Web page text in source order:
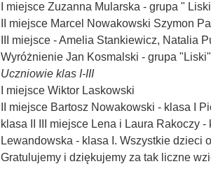
I miejsce Zuzanna Mularska - grupa "
II miejsce Marcel Nowakowski Szymon
III miejsce - Amelia Stankiewicz, Natalia
Wyróżnienie Jan Kosmalski - grupa
Uczniowie klas I-III
I miejsce Wiktor Laskowski
II miejsce Bartosz Nowakowski - klasa I
klasa II III miejsce Lena i Laura Rakoczy
Lewandowska - klasa I. Wszystkie dzieci
Gratulujemy i dziękujemy za tak liczne